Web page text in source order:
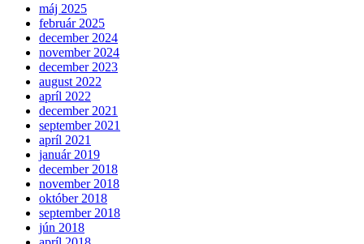
máj 2025
február 2025
december 2024
november 2024
december 2023
august 2022
apríl 2022
december 2021
september 2021
apríl 2021
január 2019
december 2018
november 2018
október 2018
september 2018
jún 2018